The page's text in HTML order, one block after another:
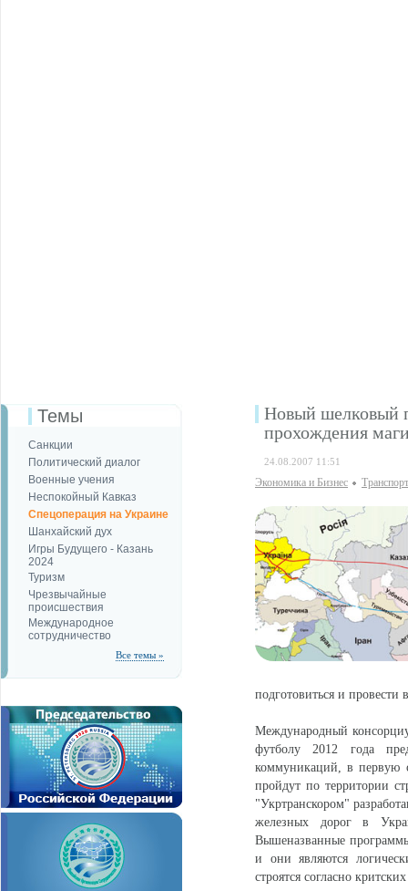
Темы
Санкции
Политический диалог
Военные учения
Неспокойный Кавказ
Спецоперация на Украине
Шанхайский дух
Игры Будущего - Казань
2024
Туризм
Чрезвычайные
происшествия
Международное
сотрудничество
Все темы »
Новый шелковый
прохождения
24.08.2007 11:51
Экономика и Бизнес Транспорт
подготовиться и
Международный
футболу 2012 года
коммуникаций, в первую
пройдут по территории
"Укртранскором"
железных дорог в
Вышеназванные
и они являются
строятся согласно